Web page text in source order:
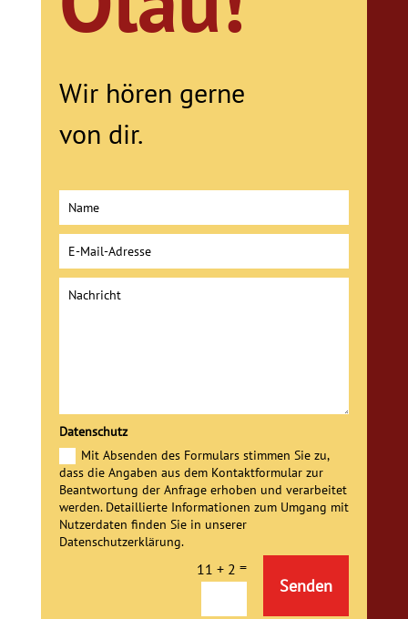
Wir hören gerne
von dir.
Datenschutz
Mit Absenden des Formulars stimmen Sie zu,
dass die Angaben aus dem Kontaktformular zur
Beantwortung der Anfrage erhoben und verarbeitet
werden. Detaillierte Informationen zum Umgang mit
Nutzerdaten finden Sie in unserer
Datenschutzerklärung.
11 + 2 =
Senden